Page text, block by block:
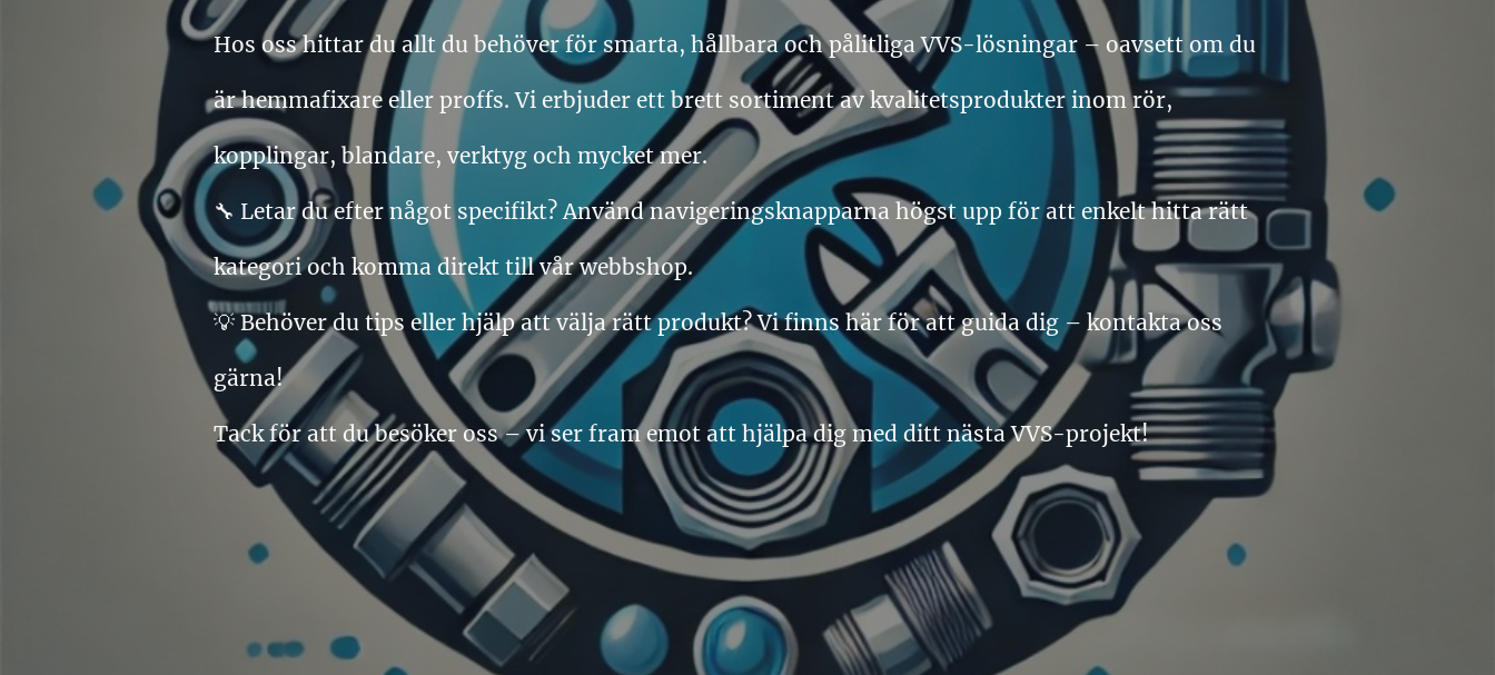
Hos oss hittar du allt du behöver för smarta, hållbara och pålitliga VVS-lösningar – oavsett om du
är hemmafixare eller proffs. Vi erbjuder ett brett sortiment av kvalitetsprodukter inom rör,
kopplingar, blandare, verktyg och mycket mer.
🔧 Letar du efter något specifikt? Använd navigeringsknapparna högst upp för att enkelt hitta rätt
kategori och komma direkt till vår webbshop.
💡 Behöver du tips eller hjälp att välja rätt produkt? Vi finns här för att guida dig – kontakta oss
gärna!
Tack för att du besöker oss – vi ser fram emot att hjälpa dig med ditt nästa VVS-projekt!